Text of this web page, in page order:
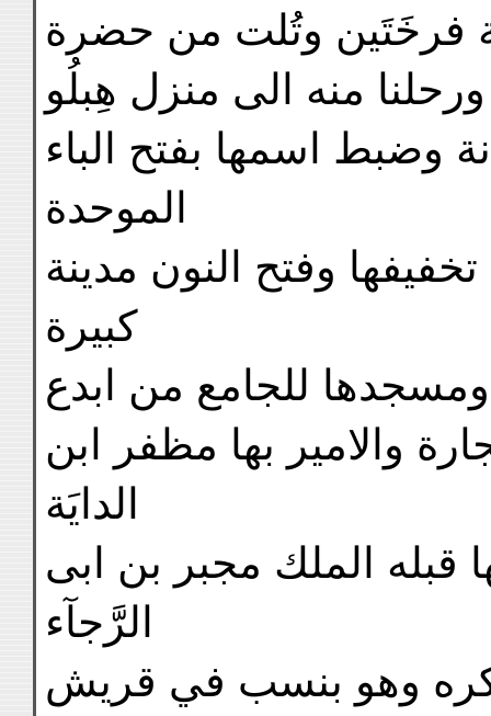
فرخَتَين وتُلت من حضرة
منه الى منزل هِبلُو
وضبط اسمها بفتح الباء
الموحدة
وفتح النون مدينة
كبيرة
ومسجدها للجامع من ابدع
والامير بها مظفر ابن
الدايَة
قبله الملك مجبر بن ابى
الرَّجآء
ذكره وهو بنسب في قريش